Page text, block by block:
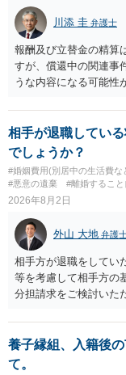
川添 圭 弁護士
報酬及び立替金の精算
すが、償還中の関連事
うな内容になる可能性
情によって対応が違い
実です。
相手が退職してい
でしょうか？
#婚姻費用(別居中の生活費な
#悪意の遺棄
#離婚すること
2026年8月2日
外山 大地 弁護
相手方が退職をしてい
等を考慮して相手方の
分担請求をご検討いた
て、ご検討いただくの
養子縁組、入籍後
て。